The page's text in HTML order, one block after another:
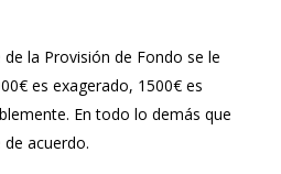
la Provisión de Fondo se le
es exagerado, 1500€ es
En todo lo demás que
acuerdo.